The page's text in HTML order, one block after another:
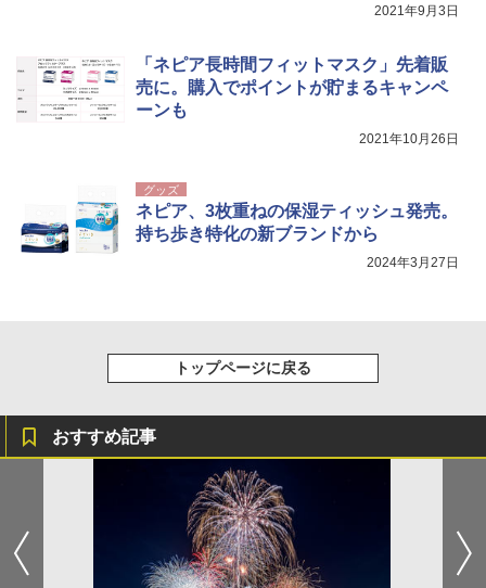
着替えテント トイレテント 透けない【換気
通気窓付き】収納袋付き UVカット 防水 防災
コンパクト iimono117 (ブルー)
2021年9月3日
「ネピア長時間フィットマスク」先着販
売に。購入でポイントが貯まるキャンペ
ーンも
2021年10月26日
グッズ
ネピア、3枚重ねの保湿ティッシュ発売。
持ち歩き特化の新ブランドから
2024年3月27日
トップページに戻る
おすすめ記事